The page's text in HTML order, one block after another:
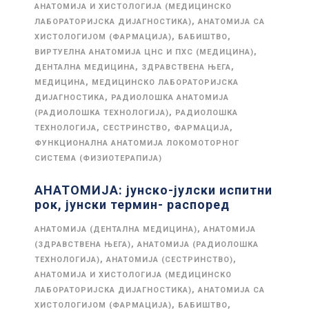
АНАТОМИЈА И ХИСТОЛОГИЈА (МЕДИЦИНСКО
ЛАБОРАТОРИЈСКА ДИЈАГНОСТИКА), АНАТОМИЈА СА
ХИСТОЛОГИЈОМ (ФАРМАЦИЈА), БАБИШТВО,
ВИРТУЕЛНА АНАТОМИЈА ЦНС И ПХС (МЕДИЦИНА),
ДЕНТАЛНА МЕДИЦИНА, ЗДРАВСТВЕНА ЊЕГА,
МЕДИЦИНА, МЕДИЦИНСКО ЛАБОРАТОРИЈСКА
ДИЈАГНОСТИКА, РАДИОЛОШКА АНАТОМИЈА
(РАДИОЛОШКА ТЕХНОЛОГИЈА), РАДИОЛОШКА
ТЕХНОЛОГИЈА, СЕСТРИНСТВО, ФАРМАЦИЈА,
ФУНКЦИОНАЛНА АНАТОМИЈА ЛОКОМОТОРНОГ
СИСТЕМА (ФИЗИОТЕРАПИЈА)
АНАТОМИЈА: јунско-јулски испитни
рок, јунски термин- распоред
АНАТОМИЈА (ДЕНТАЛНА МЕДИЦИНА), АНАТОМИЈА
(ЗДРАВСТВЕНА ЊЕГА), АНАТОМИЈА (РАДИОЛОШКА
ТЕХНОЛОГИЈА), АНАТОМИЈА (СЕСТРИНСТВО),
АНАТОМИЈА И ХИСТОЛОГИЈА (МЕДИЦИНСКО
ЛАБОРАТОРИЈСКА ДИЈАГНОСТИКА), АНАТОМИЈА СА
ХИСТОЛОГИЈОМ (ФАРМАЦИЈА), БАБИШТВО,